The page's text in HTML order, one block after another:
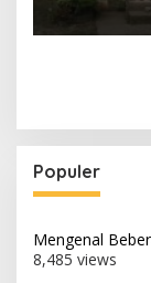
Populer
Mengenal
8,485 views